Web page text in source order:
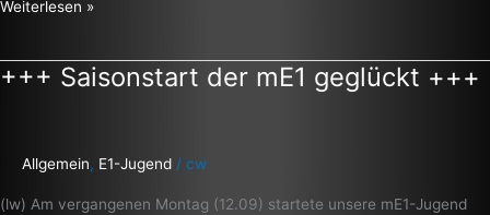
Weiterlesen »
+++ Saisonstart der mE1 geglückt +++
Allgemein, E1-Jugend / cw
(lw) Am vergangenen Montag (12.09) startete unsere mE1-Jugend
+++
geglückt